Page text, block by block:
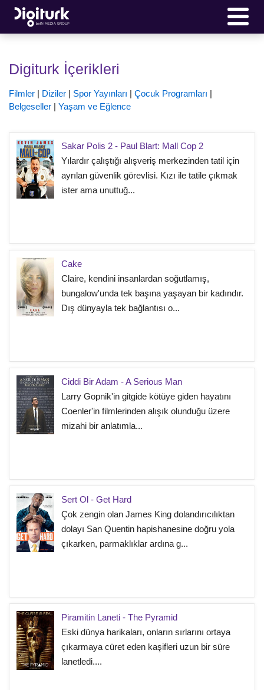
Digiturk İçerikleri
Filmler | Diziler | Spor Yayınları | Çocuk Programları |
Belgeseller | Yaşam ve Eğlence
Sakar Polis 2 - Paul Blart: Mall Cop 2
Yılardır çalıştığı alışveriş merkezinden tatil için
ayrılan güvenlik görevlisi. Kızı ile tatile çıkmak
ister ama unuttuğ...
Cake
Claire, kendini insanlardan soğutlamış,
bungalow'unda tek başına yaşayan bir kadındır.
Dış dünyayla tek bağlantısı o...
Ciddi Bir Adam - A Serious Man
Larry Gopnik'in gitgide kötüye giden hayatını
Coenler'in filmlerinden alışık olunduğu üzere
mizahi bir anlatımla...
Sert Ol - Get Hard
Çok zengin olan James King dolandırıcılıktan
dolayı San Quentin hapishanesine doğru yola
çıkarken, parmaklıklar ardına g...
Piramitin Laneti - The Pyramid
Eski dünya harikaları, onların sırlarını ortaya
çıkarmaya cüret eden kaşifleri uzun bir süre
lanetledi....